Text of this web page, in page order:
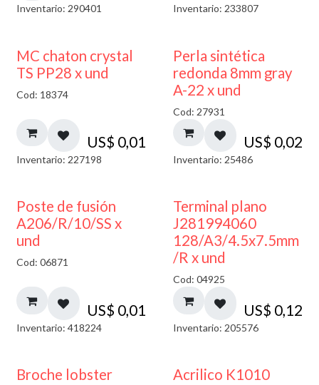
Inventario: 290401 Inventario: 233807
MC chaton crystal
TS PP28 x und
Cod: 18374
US$ 0,01
Inventario: 227198
Perla sintética
redonda 8mm gray
A-22 x und
Cod: 27931
US$ 0,02
Inventario: 25486
Poste de fusión
A206/R/10/SS x
und
Cod: 06871
US$ 0,01
Inventario: 418224
Terminal plano
J281994060
128/A3/4.5x7.5mm
/R x und
Cod: 04925
US$ 0,12
Inventario: 205576
Broche lobster
Acrilico K1010